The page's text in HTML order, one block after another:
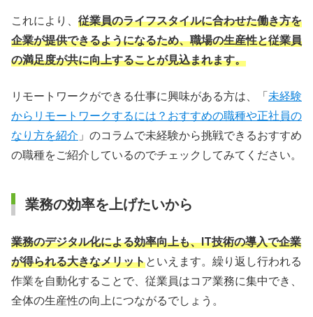
これにより、 従業員のライフスタイルに合わせた働き方を
企業が提供できるようになるため、職場の生産性と従業員
の満足度が共に向上することが見込まれます。
リモートワークができる仕事に興味がある方は、「 未経験
からリモートワークするには？おすすめの職種や正社員の
なり方を紹介 」のコラムで未経験から挑戦できるおすすめ
の職種をご紹介しているのでチェックしてみてください。
業務の効率を上げたいから
業務のデジタル化による効率向上も、IT技術の導入で企業
が得られる大きなメリットといえます。繰り返し行われる
作業を自動化することで、従業員はコア業務に集中でき、
全体の生産性の向上につながるでしょう。